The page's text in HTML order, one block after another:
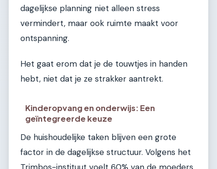
dagelijkse planning niet alleen stress
vermindert, maar ook ruimte maakt voor
ontspanning.
Het gaat erom dat je de touwtjes in handen
hebt, niet dat je ze strakker aantrekt.
Kinderopvang en onderwijs: Een
geïntegreerde keuze
De huishoudelijke taken blijven een grote
factor in de dagelijkse structuur. Volgens het